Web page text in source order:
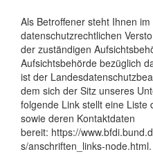
Als Betroffener steht Ihnen
datenschutzrechtlichen
der zuständigen
Aufsichtsbehörde bezüglich
ist der
dem sich der Sitz unseres
folgende Link stellt eine Liste
sowie deren Kontaktdaten
bereit: https://
s/anschriften_links-node.html.